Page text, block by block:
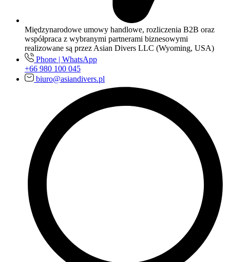
Międzynarodowe umowy handlowe, rozliczenia B2B oraz
współpraca z wybranymi partnerami biznesowymi
realizowane są przez Asian Divers LLC (Wyoming, USA)
Phone | WhatsApp
+66 980 100 045
biuro@asiandivers.pl